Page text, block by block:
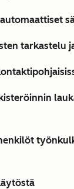
tarkastelu